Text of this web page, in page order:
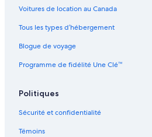
Voitures de location au Canada
Tous les types d’hébergement
Blogue de voyage
Programme de fidélité Une Clé™
Politiques
Sécurité et confidentialité
Témoins